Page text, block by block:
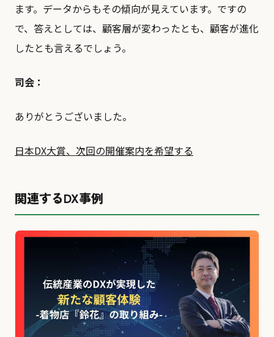
ます。データからもその傾向が見えています。ですの
で、答えとしては、顧客層が変わったとも、顧客が進化
したとも言えるでしょう。
司会：
ありがとうございました。
日本DX大賞、次回の開催案内を希望する
関連するDX事例